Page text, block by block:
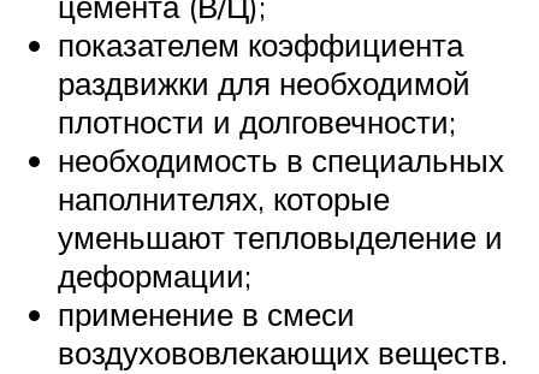
показателем коэффициента
раздвижки для необходимой
плотности и долговечности;
необходимость в специальных
наполнителях, которые
уменьшают тепловыделение и
деформации;
применение в смеси
воздухововлекающих веществ.